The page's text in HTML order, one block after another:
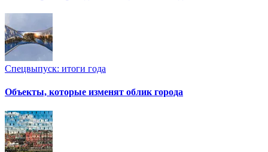
Спецвыпуск: итоги года
Объекты, которые изменят облик города